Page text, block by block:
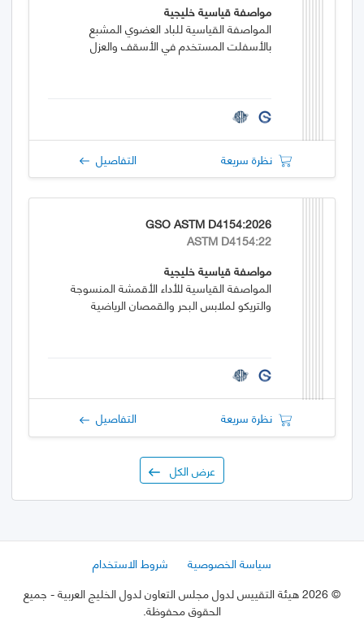
مواصفة قياسية خليجية
المواصفة القياسية للباد العضوي المشبع
بالأسفلت المستخدم في الأسقف والعزل
نظرة سريعة التفاصيل
GSO ASTM D4154:2026
ASTM D4154:22
مواصفة قياسية خليجية
المواصفة القياسية للأداء الأقمشة المنسوجة
والتريكو لملابس البحر والقمصان الرياضية
نظرة سريعة التفاصيل
عرض الكل
سياسة الخصوصية
شروط الاستخدام
©2026 هيئة التقييس لدول مجلس التعاون لدول الخليج العربية
- جميع
الحقوق محفوظة.